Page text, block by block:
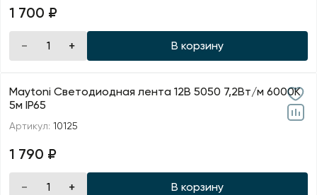
1 700 ₽
В корзину
Maytoni Светодиодная лента 12В 5050 7,2Вт/м 6000K
5м IP65
Артикул: 10125
1 790 ₽
В корзину